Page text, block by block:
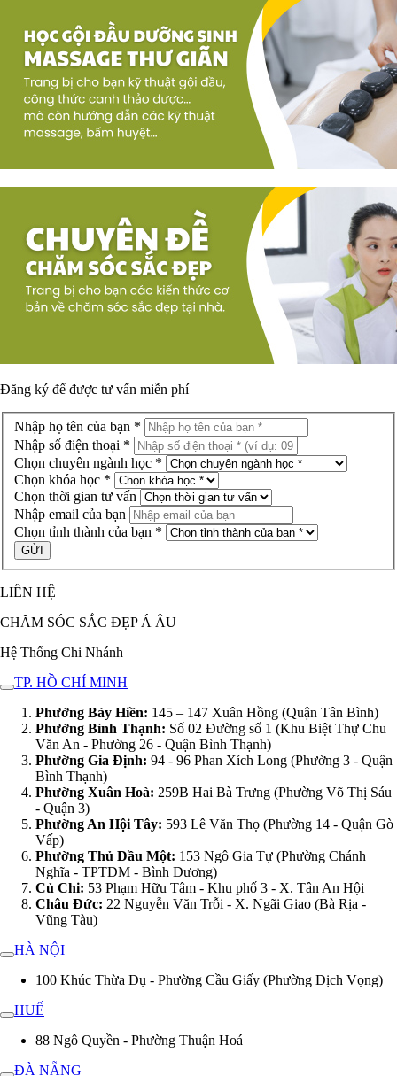
Đăng ký để được tư vấn miễn phí
Nhập họ tên của bạn *
Nhập số điện thoại *
Chọn chuyên ngành học *
Chọn khóa học *
Chọn thời gian tư vấn
Nhập email của bạn
Chọn tỉnh thành của bạn *
LIÊN HỆ
CHĂM SÓC SẮC ĐẸP Á ÂU
Hệ Thống Chi Nhánh
TP. HỒ CHÍ MINH
Phường Bảy Hiền: 145 – 147 Xuân Hồng (Quận Tân Bình)
Phường Bình Thạnh: Số 02 Đường số 1 (Khu Biệt Thự Chu
Văn An - Phường 26 - Quận Bình Thạnh)
Phường Gia Định: 94 - 96 Phan Xích Long (Phường 3 - Quận
Bình Thạnh)
Phường Xuân Hoà: 259B Hai Bà Trưng (Phường Võ Thị Sáu
- Quận 3)
Phường An Hội Tây: 593 Lê Văn Thọ (Phường 14 - Quận Gò
Vấp)
Phường Thủ Dầu Một: 153 Ngô Gia Tự (Phường Chánh
Nghĩa - TPTDM - Bình Dương)
Củ Chi: 53 Phạm Hữu Tâm - Khu phố 3 - X. Tân An Hội
Châu Đức: 22 Nguyễn Văn Trỗi - X. Ngãi Giao (Bà Rịa -
Vũng Tàu)
HÀ NỘI
100 Khúc Thừa Dụ - Phường Cầu Giấy (Phường Dịch Vọng)
HUẾ
88 Ngô Quyền - Phường Thuận Hoá
ĐÀ NẴNG